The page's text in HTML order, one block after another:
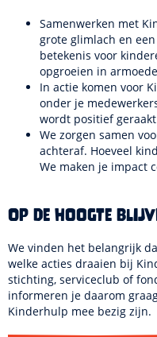
Samenwerken met
grote glimlach en
betekenis voor
opgroeien in
In actie komen voor
onder je
wordt positief
We zorgen samen
achteraf. Hoeveel
We maken je impact
Op de hoogte
We vinden het belangrijk
welke acties draaien bij
stichting, serviceclub of
informeren je daarom
Kinderhulp mee bezig zijn.